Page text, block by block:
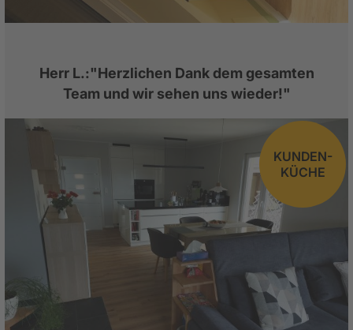
Herr L.:"Herzlichen Dank dem gesamten
Team und wir sehen uns wieder!"
KUNDEN-
KÜCHE